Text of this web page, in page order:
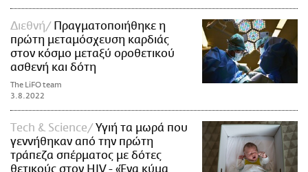
Διεθνή
Πραγματοποιήθηκε η
πρώτη μεταμόσχευση καρδιάς
στον κόσμο μεταξύ οροθετικού
ασθενή και δότη
The LiFO team
3.8.2022
Τech & Science
Υγιή τα μωρά που
γεννήθηκαν από την πρώτη
τράπεζα σπέρματος με δότες
θετικούς στον HIV - «Ένα κύμα